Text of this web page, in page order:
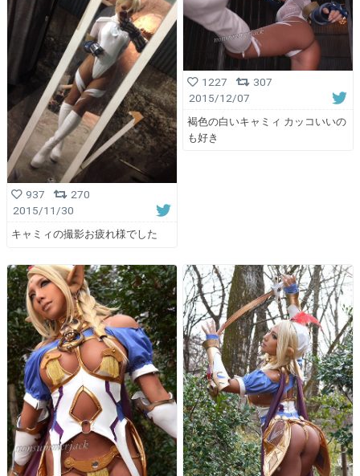
937
270
2015/11/30
キャミィの撮影お疲れ様でした
1227
307
2015/12/07
褐色の白いキャミィ カッコいいの
も好き